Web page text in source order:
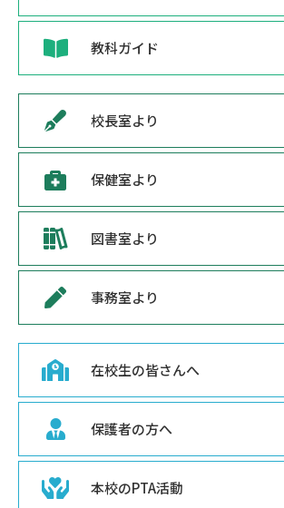
教科ガイド
校長室より
保健室より
図書室より
事務室より
在校生の皆さんへ
保護者の方へ
本校のPTA活動